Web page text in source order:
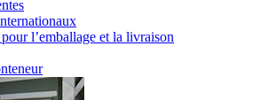
l’emballage et la livraison